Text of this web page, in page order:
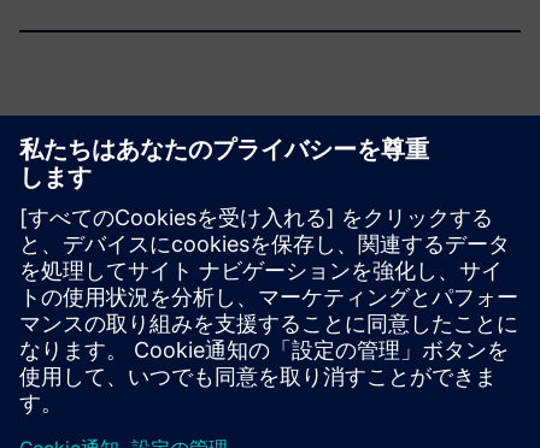
リソースと関連製品の詳細
その他の情報とリソース
Scan-to-BIMが時間とお金を節約する方法
BIMの利点トップ5は何ですか？
デジタルツインは品質管理の水準を引き上げます